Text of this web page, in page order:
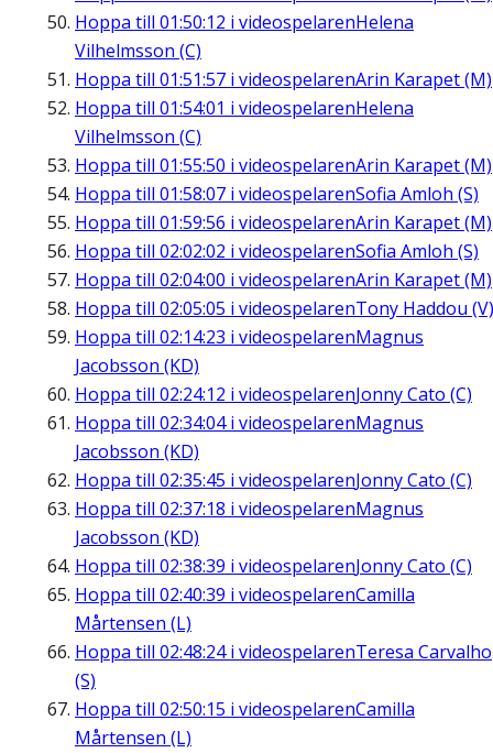
Hoppa till 01:50:12 i videospelarenHelena
Vilhelmsson (C)
Hoppa till 01:51:57 i videospelarenArin Karapet (M)
Hoppa till 01:54:01 i videospelarenHelena
Vilhelmsson (C)
Hoppa till 01:55:50 i videospelarenArin Karapet (M)
Hoppa till 01:58:07 i videospelarenSofia Amloh (S)
Hoppa till 01:59:56 i videospelarenArin Karapet (M)
Hoppa till 02:02:02 i videospelarenSofia Amloh (S)
Hoppa till 02:04:00 i videospelarenArin Karapet (M)
Hoppa till 02:05:05 i videospelarenTony Haddou (V)
Hoppa till 02:14:23 i videospelarenMagnus
Jacobsson (KD)
Hoppa till 02:24:12 i videospelarenJonny Cato (C)
Hoppa till 02:34:04i videospelarenMagnus
Jacobsson (KD)
Hoppa till 02:35:45 i videospelarenJonny Cato (C)
Hoppa till 02:37:18 i videospelarenMagnus
Jacobsson (KD)
Hoppa till 02:38:39 i videospelarenJonny Cato (C)
Hoppa till 02:40:39 i videospelarenCamilla
Mårtensen (L)
Hoppa till 02:48:24i videospelarenTeresa Carvalho
(S)
Hoppa till 02:50:15 i videospelarenCamilla
Mårtensen (L)